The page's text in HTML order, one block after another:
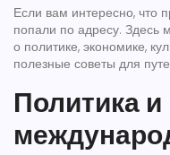
Если вам интересно, что
попали по адресу.
о политике, экономике,
полезные советы для
Политика и